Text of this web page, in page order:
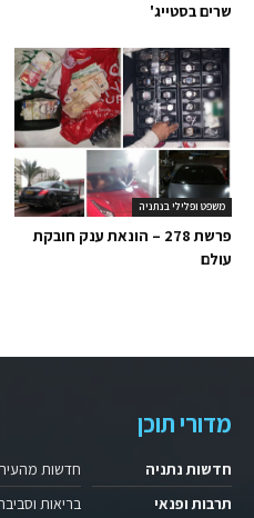
שרים בסטייג'
משפט ופלילי בנתניה
פרשת 278 – הונאת ענק חובקת
עולם
מדורי תוכן
חדשות נתניה
תרבות ופנאי
חדשות מהעיר
בריאות